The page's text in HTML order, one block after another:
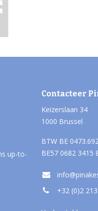
up-to-
Contacteer
Keizerslaan 34
1000 Brussel
BTW BE
BE57 0682 3415
+32 (0)2